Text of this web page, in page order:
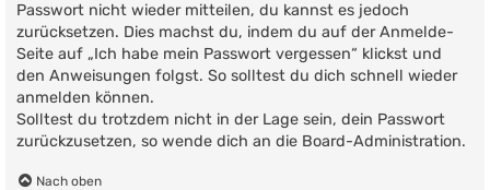
Passwort nicht wieder mitteilen, du kannst es jedoch
zurücksetzen. Dies machst du, indem du auf der Anmelde-
Seite auf „Ich habe mein Passwort vergessen“ klickst und
den Anweisungen folgst. So solltest du dich schnell wieder
anmelden können.
Solltest du trotzdem nicht in der Lage sein, dein Passwort
zurückzusetzen, so wende dich an die Board-Administration.
Nach oben